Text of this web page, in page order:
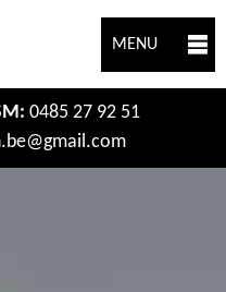
MENU
0485 27 92 51